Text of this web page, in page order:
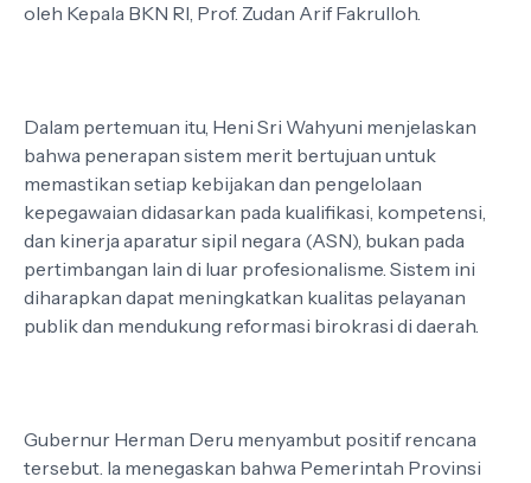
oleh Kepala BKN RI, Prof. Zudan Arif Fakrulloh.
Dalam pertemuan itu, Heni Sri Wahyuni menjelaskan
bahwa penerapan sistem merit bertujuan untuk
memastikan setiap kebijakan dan pengelolaan
kepegawaian didasarkan pada kualifikasi, kompetensi,
dan kinerja aparatur sipil negara (ASN), bukan pada
pertimbangan lain di luar profesionalisme. Sistem ini
diharapkan dapat meningkatkan kualitas pelayanan
publik dan mendukung reformasi birokrasi di daerah.
Gubernur Herman Deru menyambut positif rencana
tersebut. Ia menegaskan bahwa Pemerintah Provinsi